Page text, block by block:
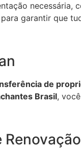
necessária,
garantir que
de
Brasil,